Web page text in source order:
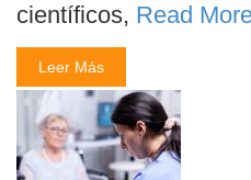
científicos, Read
Leer Más